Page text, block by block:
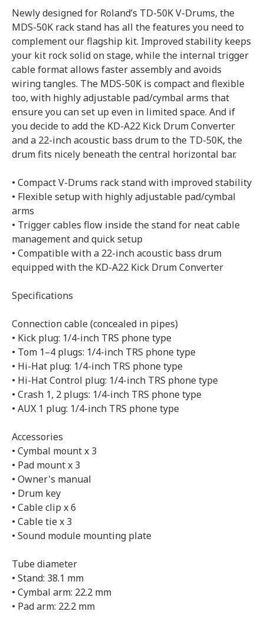
Newly designed for Roland’s TD-50K V-Drums, the
MDS-50K rack stand has all the features you need to
complement our flagship kit. Improved stability keeps
your kit rock solid on stage, while the internal trigger
cable format allows faster assembly and avoids
wiring tangles. The MDS-50K is compact and flexible
too, with highly adjustable pad/cymbal arms that
ensure you can set up even in limited space. And if
you decide to add the KD-A22 Kick Drum Converter
and a 22-inch acoustic bass drum to the TD-50K, the
drum fits nicely beneath the central horizontal bar.
• Compact V-Drums rack stand with improved stability
• Flexible setup with highly adjustable pad/cymbal
arms
• Trigger cables flow inside the stand for neat cable
management and quick setup
• Compatible with a 22-inch acoustic bass drum
equipped with the KD-A22 Kick Drum Converter
Specifications
Connection cable (concealed in pipes)
• Kick plug: 1/4-inch TRS phone type
• Tom 1–4 plugs: 1/4-inch TRS phone type
• Hi-Hat plug: 1/4-inch TRS phone type
• Hi-Hat Control plug: 1/4-inch TRS phone type
• Crash 1, 2 plugs: 1/4-inch TRS phone type
• AUX 1 plug: 1/4-inch TRS phone type
Accessories
• Cymbal mount x 3
• Pad mount x 3
• Owner's manual
• Drum key
• Cable clip x 6
• Cable tie x 3
• Sound module mounting plate
Tube diameter
• Stand: 38.1 mm
• Cymbal arm: 22.2 mm
• Pad arm: 22.2 mm